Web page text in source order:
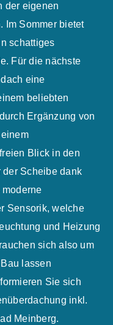
der eigenen
Im Sommer bietet
schattiges
Für die nächste
eine
beliebten
Ergänzung von
Blick in den
der Scheibe dank
Sensorik, welche
und Heizung
sich also um
lassen
Sie sich
inkl.
Meinberg.